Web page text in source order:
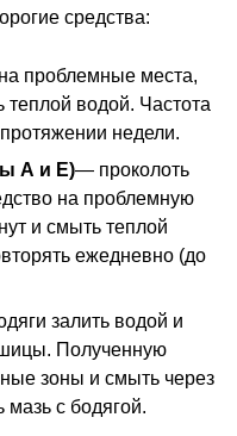
средства:
проблемные места,
водой. Частота
недели.
А и Е)— проколоть
на проблемную
и смыть теплой
ежедневно (до
залить водой и
Полученную
зоны и смыть через
мазь с бодягой.